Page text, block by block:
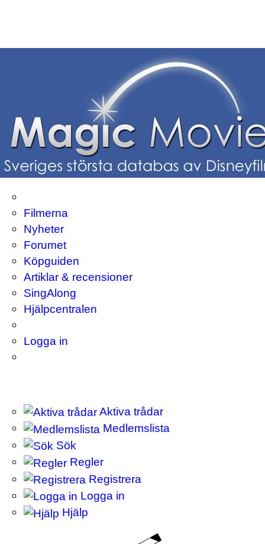
Filmerna
Nyheter
Forumet
Köpguiden
Artiklar & recensioner
SingAlong
Hjälpcentralen
Logga in
Aktiva trådar
Medlemslista
Sök
Regler
Registrera
Logga in
Hjälp